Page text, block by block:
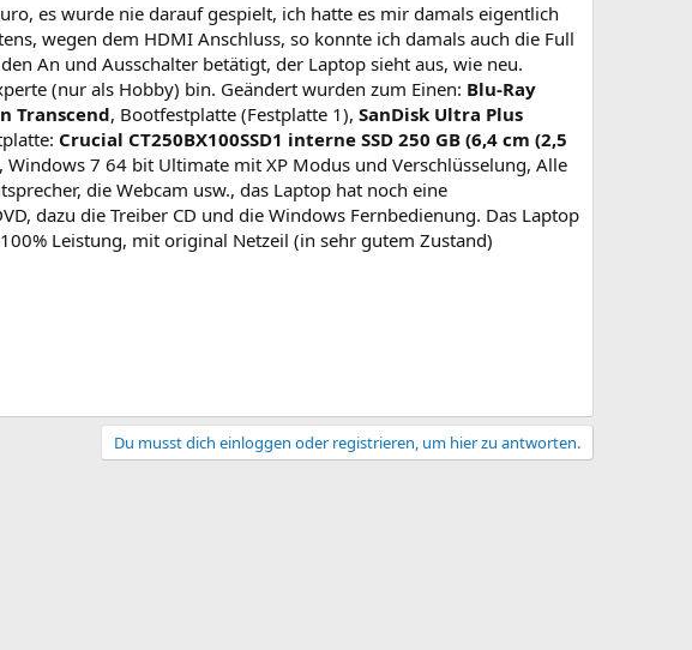
es wurde nie darauf gespielt, ich hatte es mir damals eigentlich
wegen dem HDMI Anschluss, so konnte ich damals auch die Full
An und Ausschalter betätigt, der Laptop sieht aus, wie neu.
(nur als Hobby) bin. Geändert wurden zum Einen: Blu-Ray
Transcend, Bootfestplatte (Festplatte 1), SanDisk Ultra Plus
Crucial CT250BX100SSD1 interne SSD 250 GB (6,4 cm (2,5
7 64 bit Ultimate mit XP Modus und Verschlüsselung, Alle
die Webcam usw., das Laptop hat noch eine
dazu die Treiber CD und die Windows Fernbedienung. Das Laptop
Leistung, mit original Netzeil (in sehr gutem Zustand)
Du musst dich einloggen oder registrieren, um hier zu antworten.